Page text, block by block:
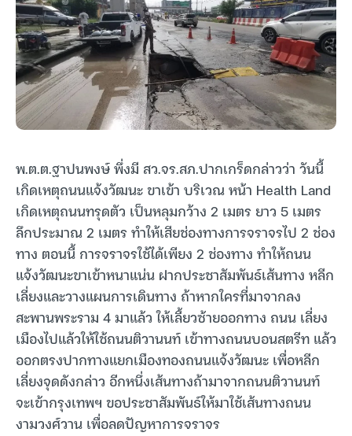
พ.ต.ต.ฐาปนพงษ์​ พึ่งมี สว.จร.สภ.ปากเกร็ดกล่าวว่า วันนี้
เกิดเหตุถนนแจ้งวัฒนะ ขาเข้า บริเวณ หน้า Health Land
เกิดเหตุถนนทรุดตัว เป็นหลุมกว้าง 2 เมตร ยาว 5 เมตร
ลึกประมาณ 2 เมตร ทำให้เสียช่องทางการจราจรไป 2 ช่อง
ทาง ตอนนี้ การจราจรใช้ได้เพียง 2 ช่องทาง ทำให้ถนน
แจ้งวัฒนะขาเข้าหนาแน่น ฝากประชาสัมพันธ์เส้นทาง หลีก
เลี่ยงและวางแผนการเดินทาง ถ้าหากใครที่มาจากลง
สะพานพระราม 4 มาแล้ว ให้เลี้ยวซ้ายออกทาง ถนน เลี่ยง
เมืองไปแล้วให้ใช้ถนนติวานนท์ เข้าทางถนนบอนสตรีท แล้ว
ออกตรงปากทางแยกเมืองทองถนนแจ้งวัฒนะ เพื่อหลีก
เลี่ยงจุดดังกล่าว อีกหนึ่งเส้นทางถ้ามาจากถนนติวานนท์
จะเข้ากรุงเทพฯ ขอประชาสัมพันธ์ให้มาใช้เส้นทางถนน
งามวงศ์วาน เพื่อลดปัญหาการจราจร